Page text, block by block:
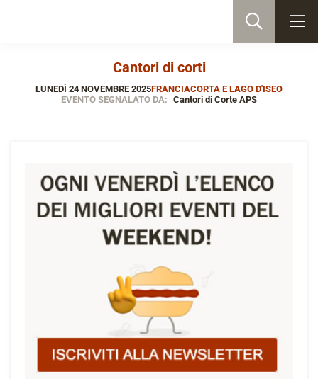
Cantori di corti
LUNEDÌ 24 NOVEMBRE 2025FRANCIACORTA E LAGO D'ISEO
EVENTO SEGNALATO DA: Cantori di Corte APS